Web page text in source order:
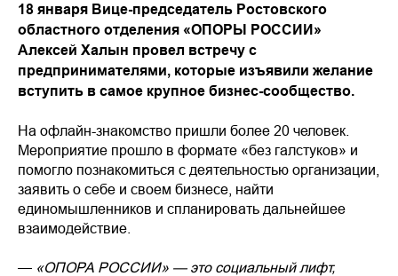
18 января Вице-председатель Ростовского
областного отделения «ОПОРЫ РОССИИ»
Алексей Халын провел встречу с
предпринимателями, которые изъявили желание
вступить в самое крупное бизнес-сообщество.
На офлайн-знакомство пришли более 20 человек.
Мероприятие прошло в формате «без галстуков» и
помогло познакомиться с деятельностью организации,
заявить о себе и своем бизнесе, найти
единомышленников и спланировать дальнейшее
взаимодействие.
— «ОПОРА РОССИИ» — это социальный лифт,